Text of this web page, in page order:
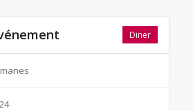
Diner